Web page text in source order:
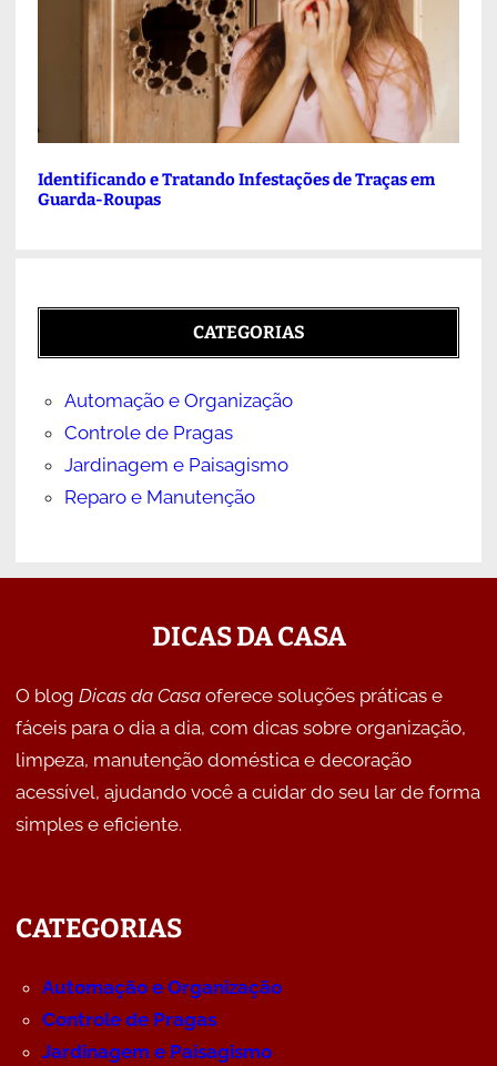
Identificando e Tratando Infestações de Traças em
Guarda-Roupas
CATEGORIAS
Automação e Organização
Controle de Pragas
Jardinagem e Paisagismo
Reparo e Manutenção
DICAS DA CASA
O blog Dicas da Casaoferece soluções práticas e
fáceis para o dia a dia, com dicas sobre organização,
limpeza, manutenção doméstica e decoração
acessível, ajudando você a cuidar do seu lar de forma
simples e eficiente.
CATEGORIAS
Automação e Organização
Controle de Pragas
Jardinagem e Paisagismo